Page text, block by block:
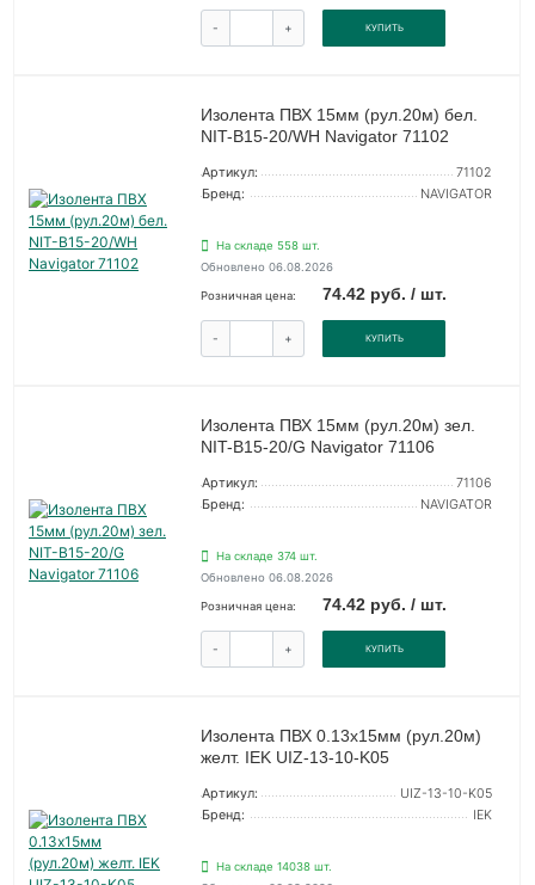
- + КУПИТЬ
Изолента ПВХ 15мм (рул.20м) бел.
NIT-B15-20/WH Navigator 71102
Артикул:
71102
Бренд:
NAVIGATOR
На складе 558 шт.
Обновлено 06.08.2026
Розничная цена: 74.42 руб. / шт.
- + КУПИТЬ
Изолента ПВХ 15мм (рул.20м) зел.
NIT-B15-20/G Navigator 71106
Артикул:
71106
Бренд:
NAVIGATOR
На складе 374 шт.
Обновлено 06.08.2026
Розничная цена: 74.42 руб. / шт.
- + КУПИТЬ
Изолента ПВХ 0.13х15мм (рул.20м)
желт. IEK UIZ-13-10-K05
Артикул:
UIZ-13-10-K05
Бренд:
IEK
На складе 14038 шт.